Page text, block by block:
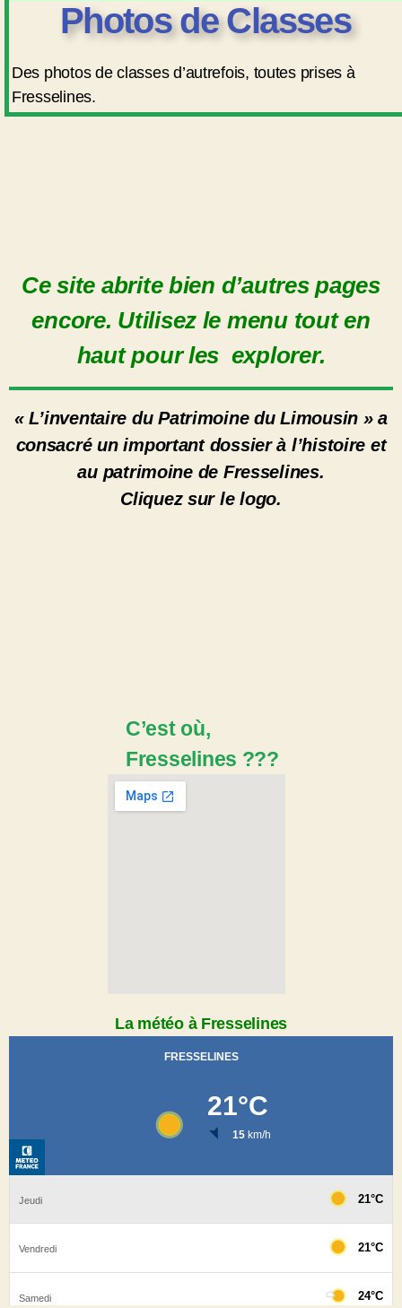
Photos de Classes
Des photos de classes d’autrefois, toutes prises à
Fresselines.
Ce site abrite bien d’autres pages
encore. Utilisez le menu tout en
haut pour les explorer.
« L’inventaire du Patrimoine du Limousin » a
consacré un important dossier à l’histoire et
au patrimoine de Fresselines.
Cliquez sur le logo.
C’est où,
Fresselines ???
La météo à Fresselines